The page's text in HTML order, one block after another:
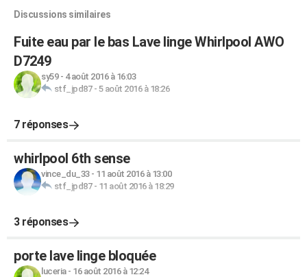
Discussions similaires
Fuite eau par le bas Lave linge Whirlpool AWO
D7249
sy59- 4 août 2016 à 16:03
stf_jpd87- 5 août 2016 à 18:26
7 réponses
whirlpool 6th sense
vince_du_33- 11 août 2016 à 13:00
stf_jpd87- 11 août 2016 à 18:29
3 réponses
porte lave linge bloquée
luceria- 16 août 2016 à 12:24